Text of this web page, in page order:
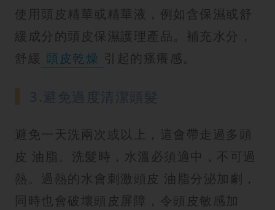
使用頭皮精華或精華液，例如含保濕或舒
緩成分的頭皮保濕護理產品。補充水分，
舒緩 頭皮乾燥 引起的瘙癢感。
避免一天洗兩次或以上，這會帶走過多頭
皮 油脂。洗髮時，水溫必須適中，不可過
熱。過熱的水會刺激頭皮 油脂分泌加劇，
同時也會破壞頭皮屏障，令頭皮敏感加